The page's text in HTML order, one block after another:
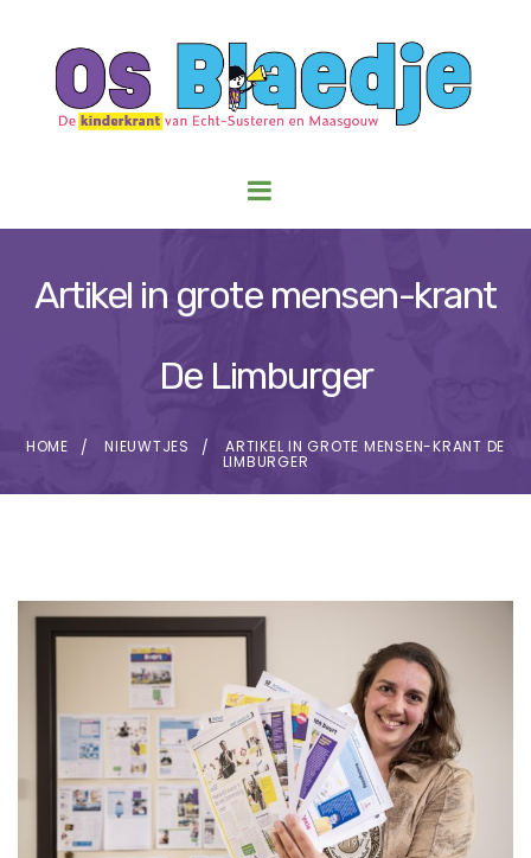
Artikel in grote mensen-krant
De Limburger
HOME NIEUWTJES ARTIKEL IN GROTE MENSEN-KRANT DE
LIMBURGER